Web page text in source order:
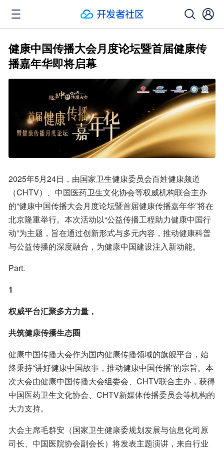
健康中国传播大会月度论坛暨首届健康传
播嘉年华即将启幕
2025年5月24日，由国家卫生健康委员会百姓健康频道
（CHTV）、中国医药卫生文化协会等权威机构联合主办
的“健康中国传播大会月度论坛暨首届健康传播嘉年华”将在
北京隆重举行。本次活动以“公益传播工程助力健康中国行
动”为主题，旨在通过创新形式与多元内容，推动健康科普
与公益传播的深度融合，为健康中国建设注入新动能。
Part.
1
权威平台汇聚多方力量，
共筑健康传播生态圈
健康中国传播大会作为国内健康传播领域的旗舰平台，始
终秉持“讲好健康中国故事，推动健康中国传播”的宗旨。本
次大会由健康中国传播大会组委会、CHTV联合主办，获得
中国医药卫生文化协会、CHTV新媒体传播委员会等机构的
大力支持。
大会主席毛群安（国家卫生健康委规划发展与信息化司原
司长、中国医院协会副会长）将发表主题演讲，来自行业